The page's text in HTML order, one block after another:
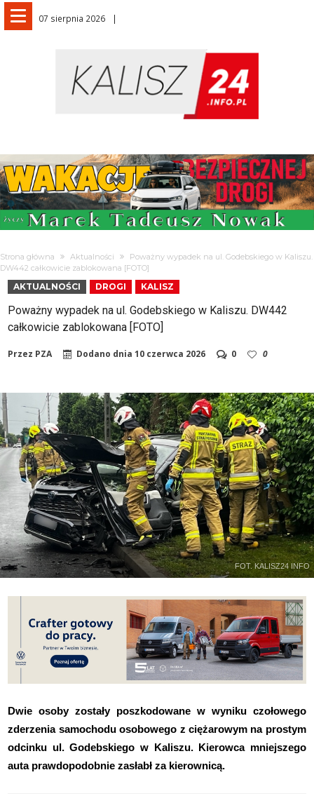
07 sierpnia 2026
Strona główna Aktualności
Poważny wypadek na ul. Godebskiego w Kaliszu.
DW442 całkowicie zablokowana [FOTO]
AKTUALNOŚCI DROGI KALISZ
Poważny wypadek na ul. Godebskiego w Kaliszu. DW442
całkowicie zablokowana [FOTO]
Przez PZA Dodano dnia10 czerwca 2026 0 0
FOT. KALISZ24 INFO
Dwie osoby zostały poszkodowane w wyniku czołowego
zderzenia samochodu osobowego z ciężarowym na prostym
odcinku ul. Godebskiego w Kaliszu. Kierowca mniejszego
auta prawdopodobnie zasłabł za kierownicą.